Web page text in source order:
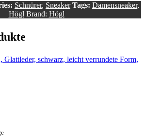
Schnürer, Sneaker Tags: Damensneaker,
Högl Brand: Högl